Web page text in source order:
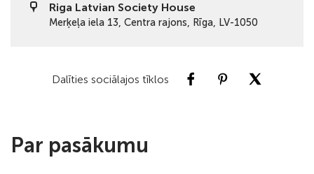
Riga Latvian Society House
Merķeļa iela 13, Centra rajons, Rīga, LV-1050
Dalīties sociālajos tīklos
Par pasākumu